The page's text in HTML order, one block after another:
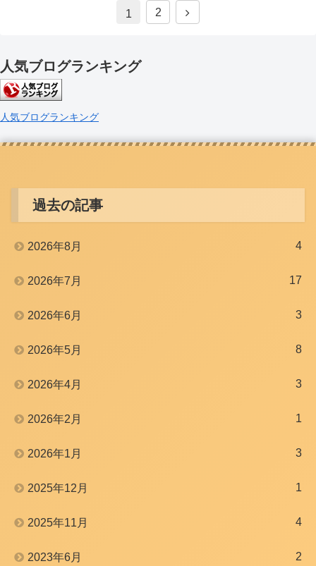
1 2
次
人気ブログランキング
人気ブログランキング
過去の記事
2026年8月 4
2026年7月 17
2026年6月 3
2026年5月 8
2026年4月 3
2026年2月 1
2026年1月 3
2025年12月 1
2025年11月 4
2023年6月 2